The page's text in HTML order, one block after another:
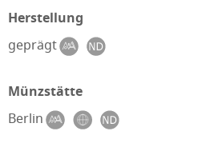
Herstellung
geprägt
Münzstätte
Berlin